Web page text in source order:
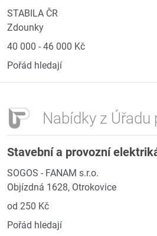
STABILA ČR
Zdounky
40 000 - 46 000 Kč
Pořád hledají
Nabídky z Úřadu
Stavební a provozní
SOGOS - FANAM s.r.o.
Objízdná 1628, Otrokovice
od 250 Kč
Pořád hledají